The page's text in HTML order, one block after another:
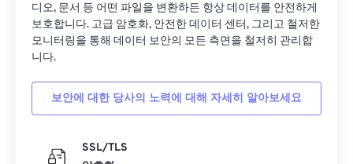
디오, 문서 등 어떤 파일을 변환하든 항상 데이터를 안전하게
보호합니다. 고급 암호화, 안전한 데이터 센터, 그리고 철저한
모니터링을 통해 데이터 보안의 모든 측면을 철저히 관리합
니다.
보안에 대한 당사의 노력에 대해 자세히 알아보세요
SSL/TLS